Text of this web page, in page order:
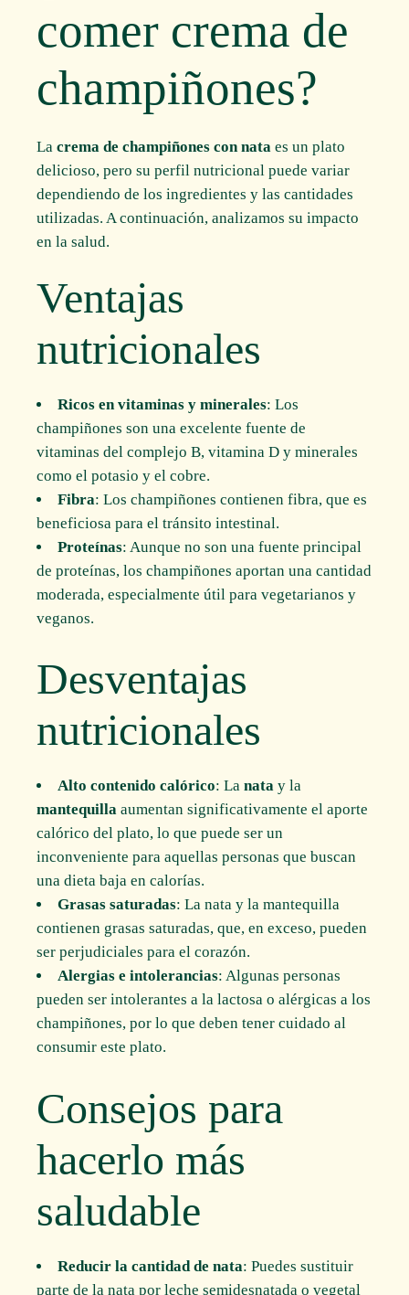
comer crema de
champiñones?
Lacrema de champiñones con nata es un plato
delicioso, pero su perfil nutricional puede variar
dependiendo de los ingredientes y las cantidades
utilizadas. A continuación, analizamos su impacto
en la salud.
Ventajas
nutricionales
Ricos en vitaminas y minerales: Los
champiñones son una excelente fuente de
vitaminas del complejo B, vitamina D y minerales
como el potasio y el cobre.
Fibra: Los champiñones contienen fibra, que es
beneficiosa para el tránsito intestinal.
Proteínas: Aunque no son una fuente principal
de proteínas, los champiñones aportan una cantidad
moderada, especialmente útil para vegetarianos y
veganos.
Desventajas
nutricionales
Alto contenido calórico: Lanata y la
mantequilla aumentan significativamente el aporte
calórico del plato, lo que puede ser un
inconveniente para aquellas personas que buscan
una dieta baja en calorías.
Grasas saturadas: La nata y la mantequilla
contienen grasas saturadas, que, en exceso, pueden
ser perjudiciales para el corazón.
Alergias e intolerancias: Algunas personas
pueden ser intolerantes a la lactosa o alérgicas a los
champiñones, por lo que deben tener cuidado al
consumir este plato.
Consejos para
hacerlo más
saludable
Reducir la cantidad de nata: Puedes sustituir
parte de la nata por leche semidesnatada o vegetal